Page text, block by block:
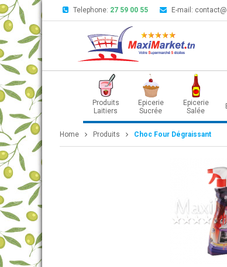
Telephone: 27 59 00 55 E-mail:
Produits
Laitiers
Epicerie
Sucrée
Epicerie
Salée
Home Produits Choc Four Dégraissant